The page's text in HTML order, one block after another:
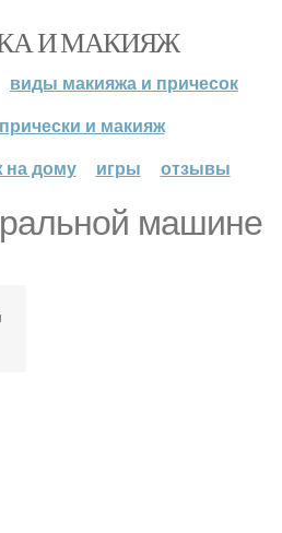
И МАКИЯЖ
виды макияжа и причесок
и макияж
на дому
игры отзывы
машине